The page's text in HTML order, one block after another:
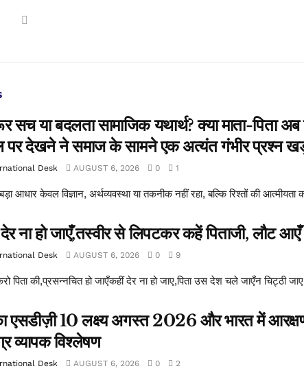
या बदलता सामाजिक यथार्थ? क्या माता-पिता अब
पर देखने ने समाज के सामने एक अत्यंत गंभीर प्रश्न
Desk AUGUST 6, 2026 0 1
आधार केवल विज्ञान, अर्थव्यवस्था या तकनीक नहीं रहा, बल्कि रिश्तों की आत्मीयता
ना हो जाएँ,तस्वीर से लिपटकर कहें पिताजी, लौट आएँ
Desk AUGUST 6, 2026 0 9
पिता की,प्रसन्नचित हो जाएँकहीं देर ना हो जाए,पिता उस देश चले जाएँन चिट्ठी
एसडीज़ी 10 लक्ष्य अगस्त 2026 और भारत में
व्यापक विश्लेषण
Desk AUGUST 6, 2026 0 2